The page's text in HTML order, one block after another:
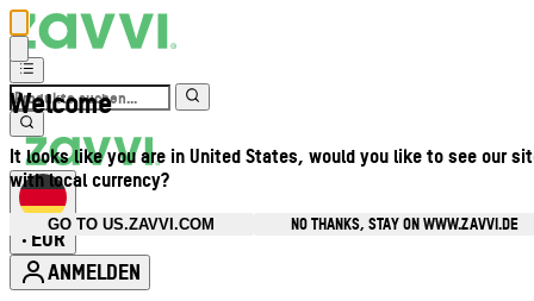
Welcome
It looks like you are in United States, would you like to see our
with local currency?
GO TO US.ZAVVI.COM
NO THANKS, STAY ON WWW.ZAVVI.DE
• EUR
ANMELDEN